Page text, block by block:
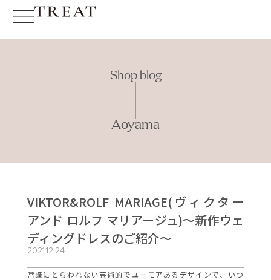
Shop blog
Aoyama
VIKTOR&ROLF MARIAGE(ヴィクター
アンド ロルフ マリアージュ)〜新作ウェ
ディングドレスのご紹介〜
2021.12.24
常識にとらわれない芸術的でユーモアあるデザインで、いつ